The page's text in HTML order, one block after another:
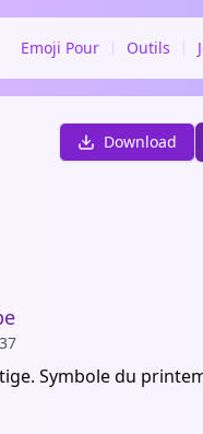
Emoji Pour Outils
Download
Symbole du